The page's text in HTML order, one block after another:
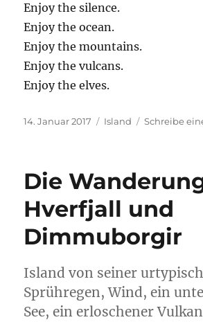
Enjoy the silence.
Enjoy the ocean.
Enjoy the mountains.
Enjoy the vulcans.
Enjoy the elves.
Veröffentlicht
14. Januar 2017 Kategorien
Island Schreibe
Die
Hverfjall und
Dimmuborgir
Island von seiner
Sprühregen, Wind, ein
See, ein erloschener